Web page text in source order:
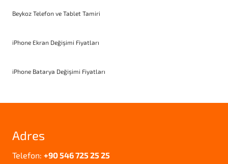
Beykoz Telefon ve Tablet Tamiri
iPhone Ekran Değişimi Fiyatları
iPhone Batarya Değişimi Fiyatları
Adres
Telefon: +90 546 725 25 25